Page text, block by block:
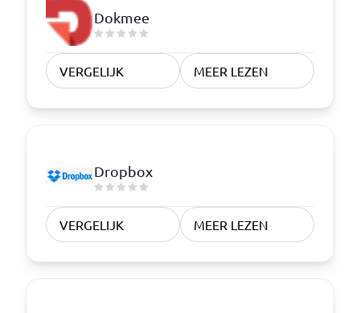
Dokmee
VERGELIJK MEER LEZEN
Dropbox
VERGELIJK MEER LEZEN